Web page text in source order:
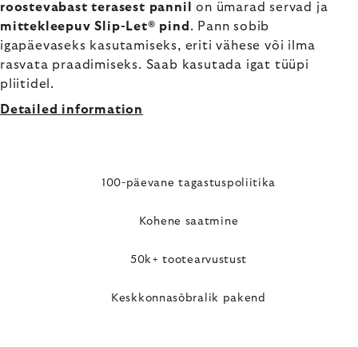
roostevabast terasest pannil
on ümarad servad ja
mittekleepuv Slip-Let® pind . Pann sobib
igapäevaseks kasutamiseks, eriti vähese või ilma
rasvata praadimiseks. Saab kasutada igat tüüpi
pliitidel.
Detailed information
100-päevane tagastuspoliitika
Kohene saatmine
50k+ tootearvustust
Keskkonnasõbralik pakend